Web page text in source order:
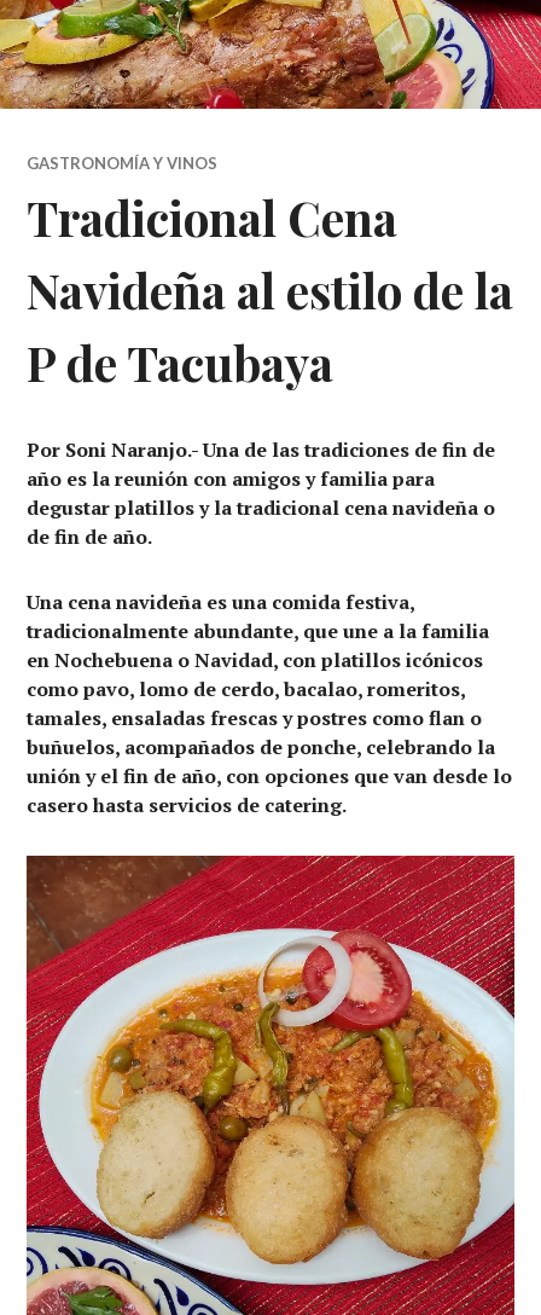
GASTRONOMÍA Y VINOS
Tradicional Cena
Navideña al estilo de la
P de Tacubaya
Por Soni Naranjo.- Una de las tradiciones de fin de
año es la reunión con amigos y familia para
degustar platillos y la tradicional cena navideña o
de fin de año.
Una cena navideña es una comida festiva,
tradicionalmente abundante, que une a la familia
en Nochebuena o Navidad, con platillos icónicos
como pavo, lomo de cerdo, bacalao, romeritos,
tamales, ensaladas frescas y postres como flan o
buñuelos, acompañados de ponche, celebrando la
unión y el fin de año, con opciones que van desde lo
casero hasta servicios de catering.